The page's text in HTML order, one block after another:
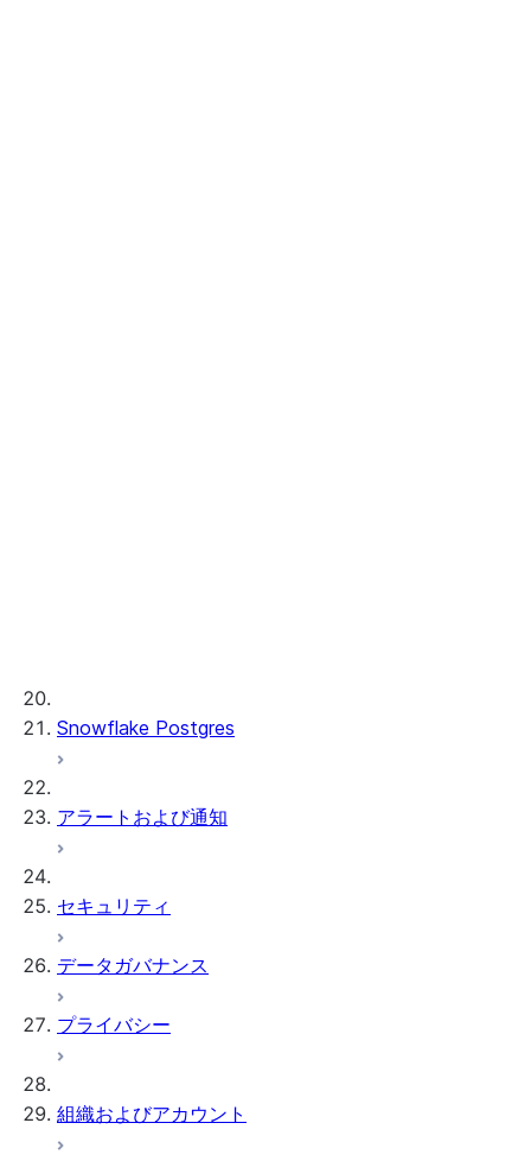
Snowflake Postgres
アラートおよび通知
セキュリティ
データガバナンス
プライバシー
組織およびアカウント